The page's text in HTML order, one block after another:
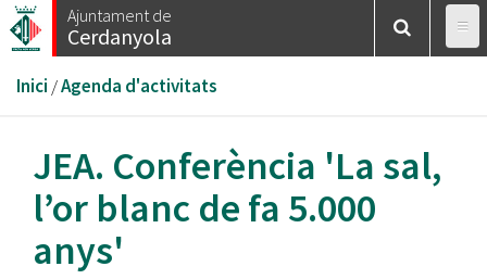
Vés
al
Ajuntament de
Cerdanyola
Esteu
aquí
Inici /Agenda d'activitats
JEA. Conferència 'La sal,
l’or blanc de fa 5.000
anys'